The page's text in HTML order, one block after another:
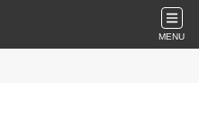
MENU